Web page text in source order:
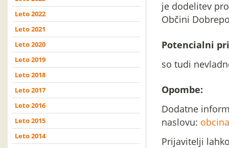
Leto 2022
Leto 2021
Leto 2020
Leto 2019
Leto 2018
Leto 2017
Leto 2016
Leto 2015
Leto 2014
je dodelitev
Občini
Potencialni
so tudi
Opombe:
Dodatne
naslovu:
Prijavitelji